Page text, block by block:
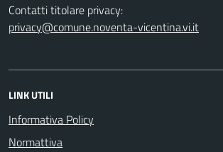
Contatti titolare privacy:
privacy@comune.noventa-vicentina.vi.it
LINK UTILI
Informativa Policy
Normattiva